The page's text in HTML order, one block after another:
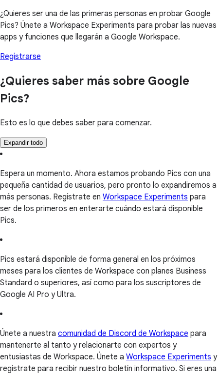
¿Quieres ser una de las primeras personas en probar Google
Pics? Únete a Workspace Experiments para probar las nuevas
apps y funciones que llegarán a Google Workspace.
Registrarse
¿Quieres saber más sobre Google
Pics?
Esto es lo que debes saber para comenzar.
Expandir todo
Espera un momento. Ahora estamos probando Pics con una
pequeña cantidad de usuarios, pero pronto lo expandiremos a
más personas. Regístrate en Workspace Experiments para
ser de los primeros en enterarte cuándo estará disponible
Pics.
Pics estará disponible de forma general en los próximos
meses para los clientes de Workspace con planes Business
Standard o superiores, así como para los suscriptores de
Google AI Pro y Ultra.
Únete a nuestra comunidad de Discord de Workspace para
mantenerte al tanto y relacionarte con expertos y
entusiastas de Workspace. Únete a Workspace Experiments y
regístrate para recibir nuestro boletín informativo. Si eres una